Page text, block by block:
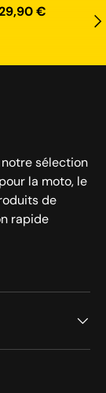
€
notre sélection
la moto, le
de
rapide